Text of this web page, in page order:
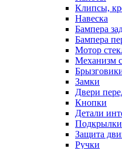
Клипсы,
Навеска
Бампера
Бампера
Мотор
Механизм
Замки
Двери
Кнопки
Детали
Подкрылки
Защита
Ручки